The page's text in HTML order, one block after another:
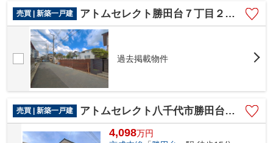
売買 | 新築一戸建 アトムセレクト勝田台７丁目２５番B号棟
過去掲載物件
売買 | 新築一戸建 アトムセレクト八千代市勝田台南５期1号棟
4,098万円